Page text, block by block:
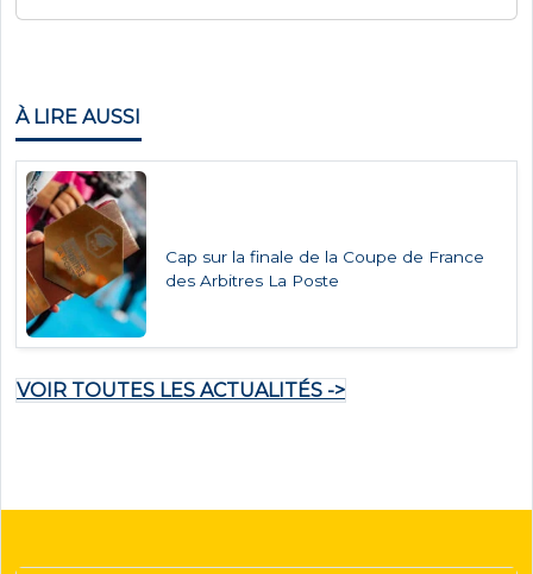
À LIRE AUSSI
Cap sur la finale de la Coupe de France
des Arbitres La Poste
VOIR TOUTES LES ACTUALITÉS ->